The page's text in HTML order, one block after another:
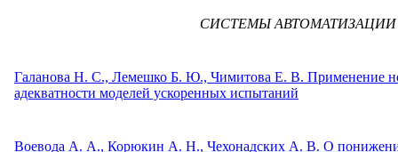
СИСТЕМЫ
Галанова Н. С., Лемешко Б. Ю., Чимитова Е. В. Применение
адекватности моделей ускоренных испытаний
Воевода А. А., Корюкин А. Н., Чехонадских А. В. О